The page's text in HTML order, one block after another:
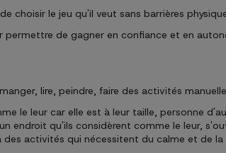
choisir le jeu qu'il veut sans barrières
de gagner en confiance et en
lire, peindre, faire des activités
le leur car elle est à leur taille, personne
endroit qu'ils considèrent comme le leur,
des activités qui nécessitent du calme et de